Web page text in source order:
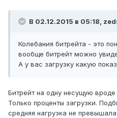
В 02.12.2015 в 05:18,
Колебания битрейта - это
вообще битрейт можно
А у вас загрузку какую
Битрейт на одну несущую вроде
Только проценты загрузки.
средняя нагрузка не